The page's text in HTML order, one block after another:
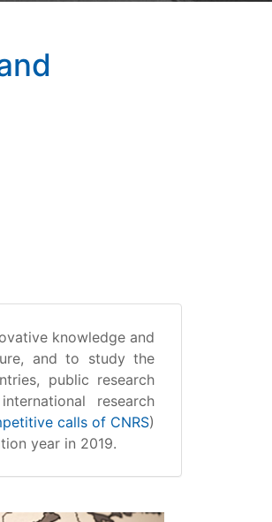
knowledge and
and to study the
public research
research
calls of CNRS)
year in 2019.